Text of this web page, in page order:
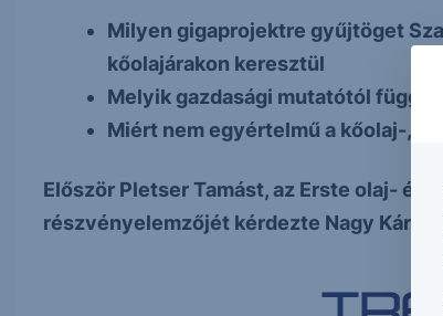
Milyen gigaprojektre gyűjtöget
kőolajárakon keresztül
Melyik gazdasági mutatótól függ
Miért nem egyértelmű a kőolaj-,
Először Pletser Tamást, az Erste olaj- és
részvényelemzőjét kérdezte Nagy